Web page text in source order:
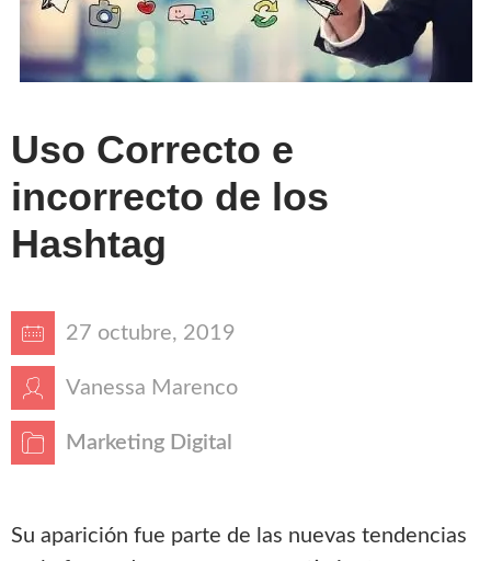
Uso Correcto e
incorrecto de los
Hashtag
27 octubre, 2019
Vanessa Marenco
Marketing Digital
Su aparición fue parte de las nuevas tendencias